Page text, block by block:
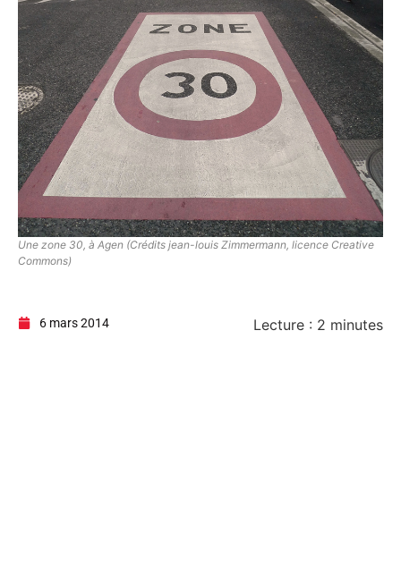
Une zone 30, à Agen (Crédits jean-louis Zimmermann, licence Creative
Commons)
6 mars 2014 Lecture : 2 minutes